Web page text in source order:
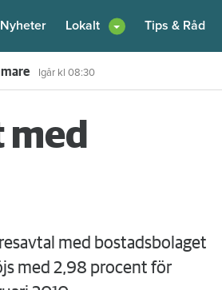
Nyheter Lokalt Tips & Råd
fördelar med att dela bostad"
med bostadsbolaget
med 2,98 procent för